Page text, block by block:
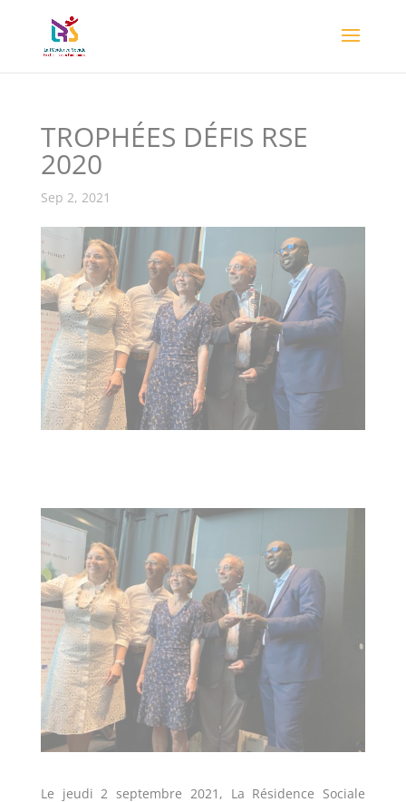
TROPHÉES DÉFIS RSE
2020
Sep 2, 2021
Le jeudi 2 septembre 2021, La Résidence Sociale